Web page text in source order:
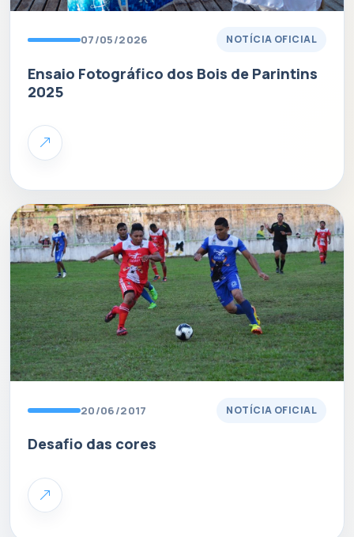
07/05/2026 NOTÍCIA OFICIAL
Ensaio Fotográfico dos Bois de Parintins
2025
20/06/2017 NOTÍCIA OFICIAL
Desafio das cores